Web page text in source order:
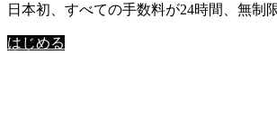
日本初、すべての手数料が24時間、無制
はじめる